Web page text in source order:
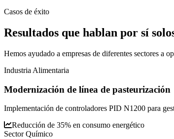
Casos de éxito
Resultados que hablan por sí
Hemos ayudado a empresas de diferentes sectores a
Industria Alimentaria
Modernización de línea de pasteurización
Implementación de controladores PID N1200 para
Reducción de 35% en consumo energético
Sector Químico